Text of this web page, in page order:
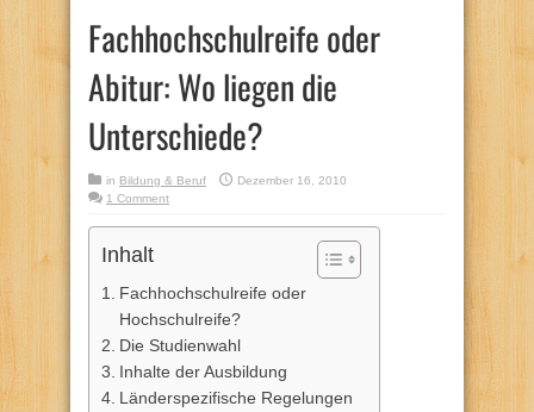
Fachhochschulreife oder
Abitur: Wo liegen die
Unterschiede?
in Bildung & Beruf
Dezember 16, 2010
1 Comment
Inhalt
Fachhochschulreife oder
Hochschulreife?
Die Studienwahl
Inhalte der Ausbildung
Länderspezifische Regelungen